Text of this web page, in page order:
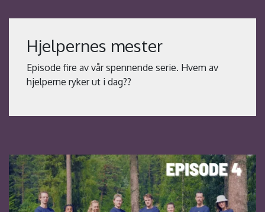
Hjelpernes mester
Episode fire av vår spennende serie. Hvem av
hjelperne ryker ut i dag??